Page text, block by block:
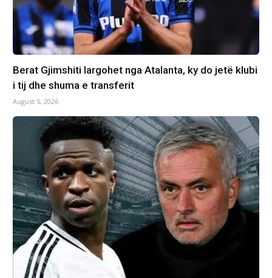
Berat Gjimshiti largohet nga Atalanta, ky do jetë klubi
i tij dhe shuma e transferit
August 5, 2026